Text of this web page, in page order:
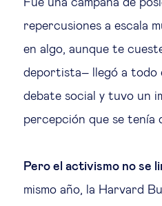
repercusiones a escala
en algo, aunque te
deportista– llegó a todo
debate social y tuvo un
percepción que se tenía
Pero el activismo no se
mismo año, la Harvard